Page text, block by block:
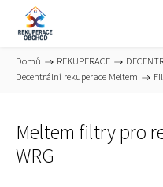
Domů / REKUPERACE /
Decentrální rekuperace Meltem /
Meltem filtry pro
WRG